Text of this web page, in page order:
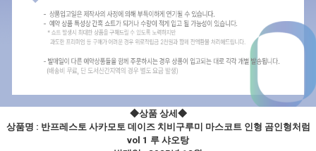
◆상품 상세◆
상품명 : 반프레스토 사카모토 데이즈 치비구루미 마스코트 인형 곰인형처럼
vol 1 루 샤오탕